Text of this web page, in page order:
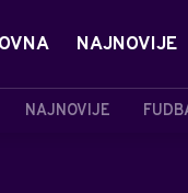
NAJNOVIJE
NAJNOVIJE